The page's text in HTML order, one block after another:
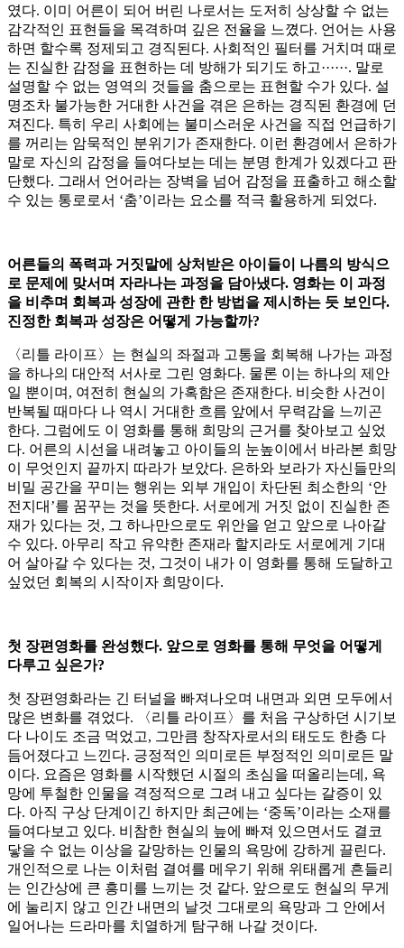
였다. 이미 어른이 되어 버린 나로서는 도저히 상상할 수 없는
감각적인 표현들을 목격하며 깊은 전율을 느꼈다. 언어는 사용
하면 할수록 정제되고 경직된다. 사회적인 필터를 거치며 때로
는 진실한 감정을 표현하는 데 방해가 되기도 하고······. 말로
설명할 수 없는 영역의 것들을 춤으로는 표현할 수가 있다. 설
명조차 불가능한 거대한 사건을 겪은 은하는 경직된 환경에 던
져진다. 특히 우리 사회에는 불미스러운 사건을 직접 언급하기
를 꺼리는 암묵적인 분위기가 존재한다. 이런 환경에서 은하가
말로 자신의 감정을 들여다보는 데는 분명 한계가 있겠다고 판
단했다. 그래서 언어라는 장벽을 넘어 감정을 표출하고 해소할
수 있는 통로로서 ‘춤’이라는 요소를 적극 활용하게 되었다.
어른들의 폭력과 거짓말에 상처받은 아이들이 나름의 방식으
로 문제에 맞서며 자라나는 과정을 담아냈다. 영화는 이 과정
을 비추며 회복과 성장에 관한 한 방법을 제시하는 듯 보인다.
진정한 회복과 성장은 어떻게 가능할까?
〈리틀 라이프〉는 현실의 좌절과 고통을 회복해 나가는 과정
을 하나의 대안적 서사로 그린 영화다. 물론 이는 하나의 제안
일 뿐이며, 여전히 현실의 가혹함은 존재한다. 비슷한 사건이
반복될 때마다 나 역시 거대한 흐름 앞에서 무력감을 느끼곤
한다. 그럼에도 이 영화를 통해 희망의 근거를 찾아보고 싶었
다. 어른의 시선을 내려놓고 아이들의 눈높이에서 바라본 희망
이 무엇인지 끝까지 따라가 보았다. 은하와 보라가 자신들만의
비밀 공간을 꾸미는 행위는 외부 개입이 차단된 최소한의 ‘안
전지대’를 꿈꾸는 것을 뜻한다. 서로에게 거짓 없이 진실한 존
재가 있다는 것, 그 하나만으로도 위안을 얻고 앞으로 나아갈
수 있다. 아무리 작고 유약한 존재라 할지라도 서로에게 기대
어 살아갈 수 있다는 것, 그것이 내가 이 영화를 통해 도달하고
싶었던 회복의 시작이자 희망이다.
첫 장편영화를 완성했다. 앞으로 영화를 통해 무엇을 어떻게
다루고 싶은가?
첫 장편영화라는 긴 터널을 빠져나오며 내면과 외면 모두에서
많은 변화를 겪었다. 〈리틀 라이프〉를 처음 구상하던 시기보
다 나이도 조금 먹었고, 그만큼 창작자로서의 태도도 한층 다
듬어졌다고 느낀다. 긍정적인 의미로든 부정적인 의미로든 말
이다. 요즘은 영화를 시작했던 시절의 초심을 떠올리는데, 욕
망에 투철한 인물을 격정적으로 그려 내고 싶다는 갈증이 있
다. 아직 구상 단계이긴 하지만 최근에는 ‘중독’이라는 소재를
들여다보고 있다. 비참한 현실의 늪에 빠져 있으면서도 결코
닿을 수 없는 이상을 갈망하는 인물의 욕망에 강하게 끌린다.
개인적으로 나는 이처럼 결여를 메우기 위해 위태롭게 흔들리
는 인간상에 큰 흥미를 느끼는 것 같다. 앞으로도 현실의 무게
에 눌리지 않고 인간 내면의 날것 그대로의 욕망과 그 안에서
일어나는 드라마를 치열하게 탐구해 나갈 것이다.